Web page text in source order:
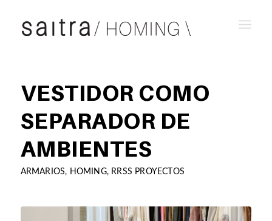
VESTIDOR COMO
SEPARADOR DE
AMBIENTES
ARMARIOS, HOMING, RRSS PROYECTOS